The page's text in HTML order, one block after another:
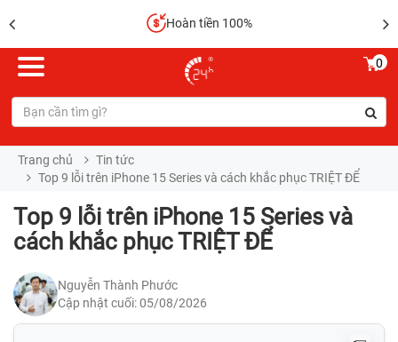
Sửa chữa lấy liền
0
Trang chủ
Tin tức
Top 9 lỗi trên iPhone 15 Series và cách khắc phục TRIỆT ĐỂ
Top 9 lỗi trên iPhone 15 Series và
cách khắc phục TRIỆT ĐỂ
Nguyễn Thành Phước
Cập nhật cuối: 05/08/2026